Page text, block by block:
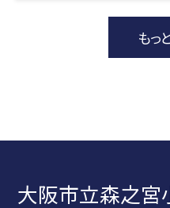
もっ
大阪市立森之宮